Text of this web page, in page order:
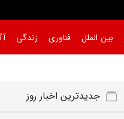
بین الملل فناوری زندگی
جدیدترین اخبار روز